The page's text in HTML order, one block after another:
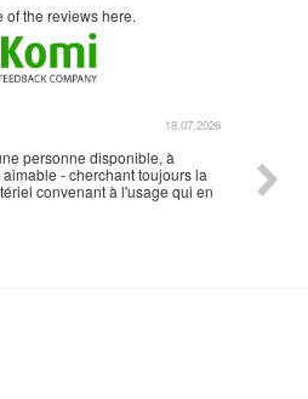
of the reviews here.
18.07.2026
personne disponible, à
- cherchant toujours la
convenant à l'usage qui en